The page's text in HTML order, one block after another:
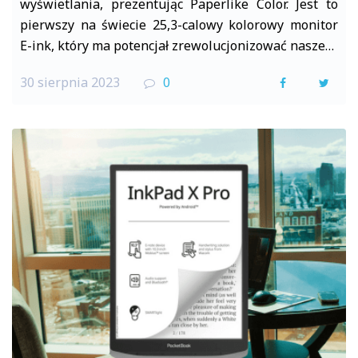
wyświetlania, prezentując Paperlike Color. Jest to
pierwszy na świecie 25,3-calowy kolorowy monitor
E-ink, który ma potencjał zrewolucjonizować nasze…
30 sierpnia 2023 0
F
e
b
o
o
k
t
t
e
r